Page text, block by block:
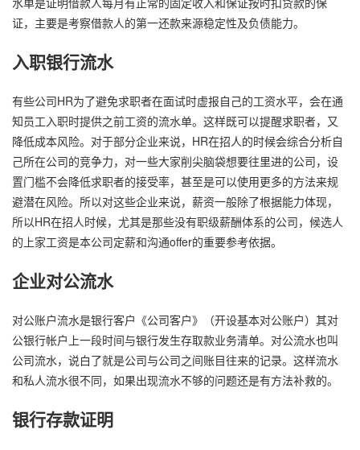
证，主要是考察借款人的第一还款来源稳定性及负债能力。
入职银行流水
有些公司HR为了避免求职者在面试时虚报自己的工资水平，会在通
知员工入职时提供之前工资的流水单。这样既可以提醒求职者，又
降低成本风险。对于部分企业来说，HR在招人的时候会综合分析自
己所在公司的竞争力，对一些大家削尖脑袋想要往里进的公司，设
置门槛不会降低求职者的接受率，甚至是可以使用更多的方法来规
避潜在风险。所以对这些企业来说，薪资一般除了根据能力体现，
所以HR在招人时候，尤其是那些没有职级薪酬体系的公司，候选人
的上家工资是本公司定薪和沟通offer的重要参考依据。
企业对公流水
对公账户流水是银行客户《公司客户》（开设基本对公账户）其对
公银行帐户上一段时间与银行发生存取款业务清单。对公流水也叫
公司流水，说白了就是公司与公司之间账目往来的记录。这样流水
和私人流水很不同，如果出现流水不够的问题还是有方法补救的。
银行存款证明